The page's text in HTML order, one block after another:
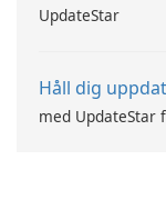
UpdateStar
Håll dig
med UpdateStar